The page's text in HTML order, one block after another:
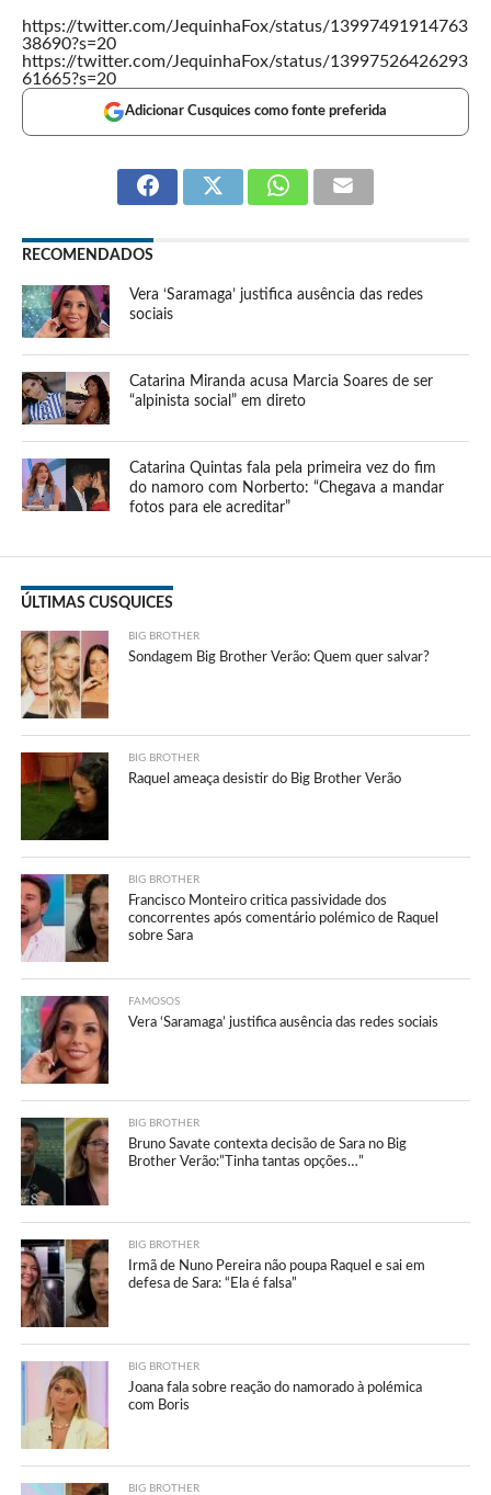
https://twitter.com/JequinhaFox/status/13997491914763
38690?s=20
https://twitter.com/JequinhaFox/status/13997526426293
61665?s=20
Adicionar Cusquices como fonte preferida
RECOMENDADOS
Vera ‘Saramaga’ justifica ausência das redes
sociais
Catarina Miranda acusa Marcia Soares de ser
“alpinista social” em direto
Catarina Quintas fala pela primeira vez do fim
do namoro com Norberto: “Chegava a mandar
fotos para ele acreditar”
ÚLTIMAS CUSQUICES
BIG BROTHER
Sondagem Big Brother Verão: Quem quer salvar?
BIG BROTHER
Raquel ameaça desistir do Big Brother Verão
BIG BROTHER
Francisco Monteiro critica passividade dos
concorrentes após comentário polémico de Raquel
sobre Sara
FAMOSOS
Vera ‘Saramaga’ justifica ausência das redes sociais
BIG BROTHER
Bruno Savate contexta decisão de Sara no Big
Brother Verão:”Tinha tantas opções…”
BIG BROTHER
Irmã de Nuno Pereira não poupa Raquel e sai em
defesa de Sara: “Ela é falsa”
BIG BROTHER
Joana fala sobre reação do namorado à polémica
com Boris
BIG BROTHER